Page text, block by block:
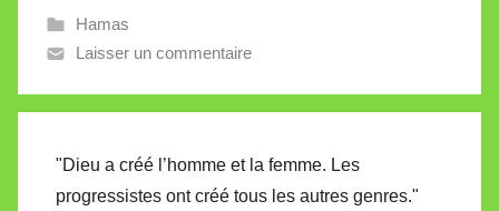
V
l
e
t
Hamas
Laisser un commentaire
"Dieu a créé l’homme et la femme. Les
progressistes ont créé tous les autres genres."